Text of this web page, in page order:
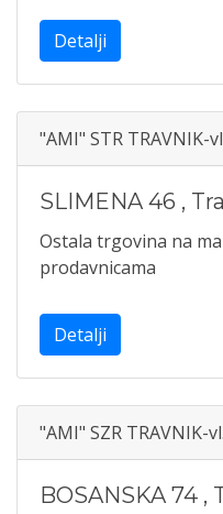
Detalji
"AMI" STR TRAVNIK-
SLIMENA 46 ,
Ostala trgovina na
prodavnicama
Detalji
"AMI" SZR TRAVNIK-
BOSANSKA 74 ,